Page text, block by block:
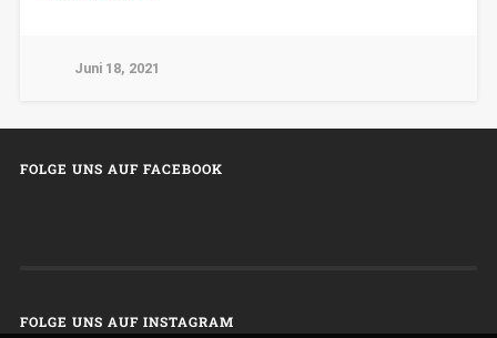
Juni 18, 2021
FOLGE UNS AUF FACEBOOK
FOLGE UNS AUF INSTAGRAM